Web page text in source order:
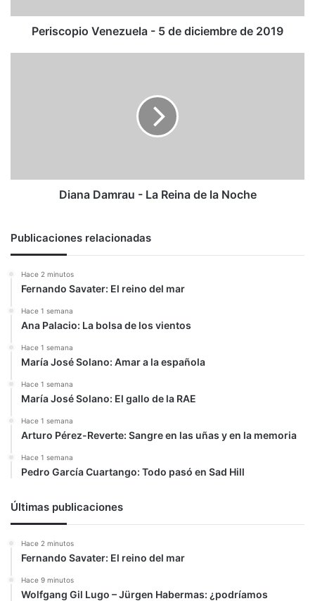
Periscopio Venezuela - 5 de diciembre de 2019
Diana Damrau - La Reina de la Noche
Publicaciones relacionadas
Hace 2 minutos
Fernando Savater: El reino del mar
Hace 1 semana
Ana Palacio: La bolsa de los vientos
Hace 1 semana
María José Solano: Amar a la española
Hace 1 semana
María José Solano: El gallo de la RAE
Hace 1 semana
Arturo Pérez-Reverte: Sangre en las uñas y en la memoria
Hace 1 semana
Pedro García Cuartango: Todo pasó en Sad Hill
Últimas publicaciones
Hace 2 minutos
Fernando Savater: El reino del mar
Hace 9 minutos
Wolfgang Gil Lugo – Jürgen Habermas: ¿podríamos